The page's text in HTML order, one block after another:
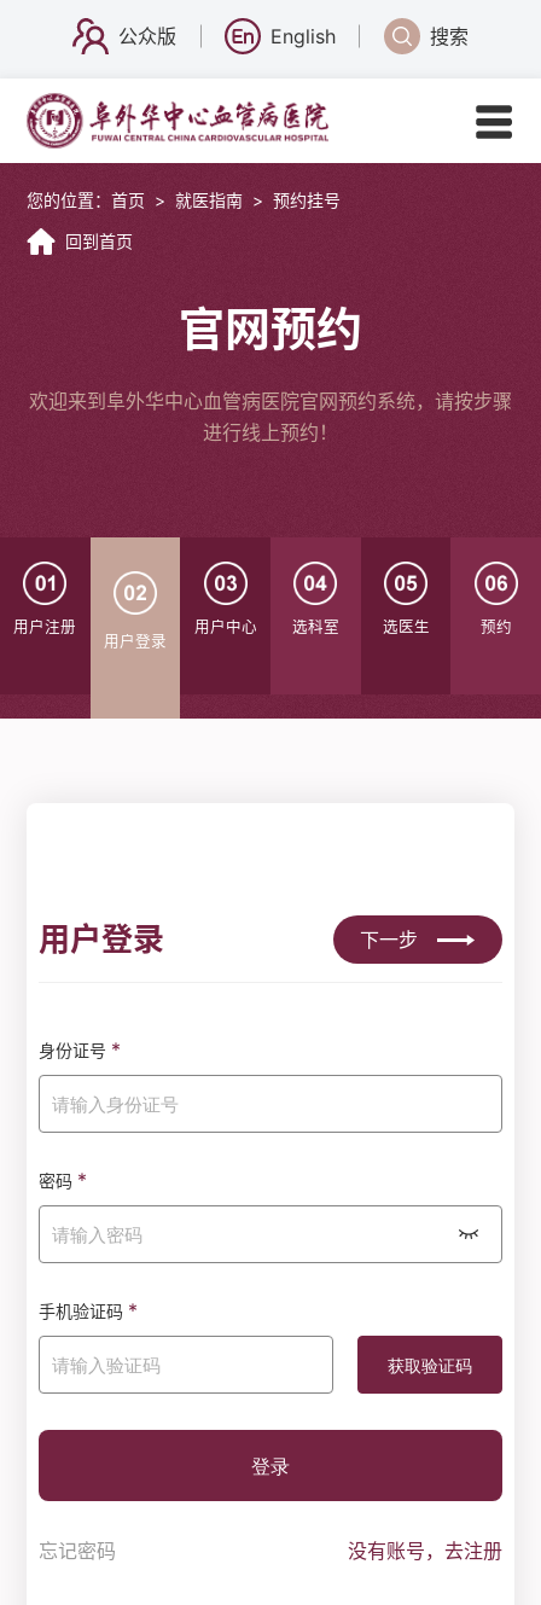
公众版 English 搜索
您的位置：首页 > 就医指南 > 预约挂号
回到首页
官网预约
欢迎来到阜外华中心血管病医院官网预约系统，请按步骤
进行线上预约！
用户注册
用户登录
用户中心 选科室 选医生 预约
用户登录 下一步
身份证号 *
密码 *
手机验证码 *
登录
忘记密码 没有账号，去注册